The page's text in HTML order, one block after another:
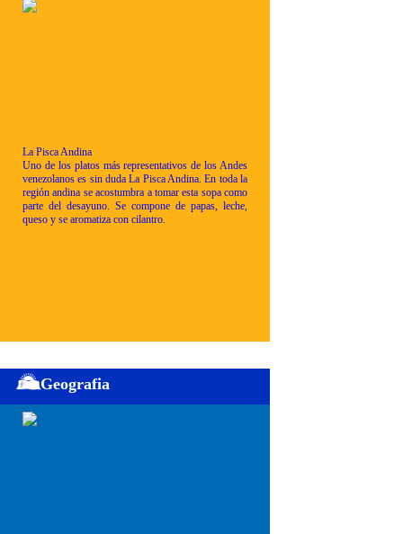
La Pisca Andina
Uno de los platos más representativos de los Andes
venezolanos es sin duda La Pisca Andina. En toda la
región andina se acostumbra a tomar esta sopa como
parte del desayuno. Se compone de papas, leche,
queso y se aromatiza con cilantro.
Geografia